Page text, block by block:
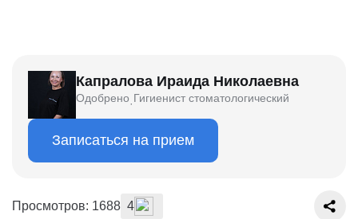
Капралова Ираида Николаевна
Одобрено·Гигиенист стоматологический
Записаться на прием
Просмотров: 1688 4